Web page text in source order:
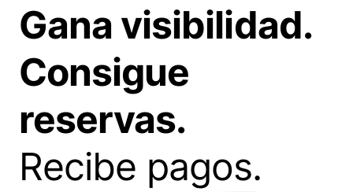
Gana visibilidad.
Consigue
reservas.
Recibe pagos.